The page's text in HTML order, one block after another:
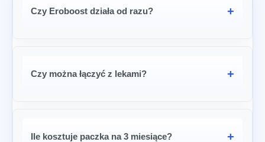
Czy Eroboost działa od razu?
Czy można łączyć z lekami?
Ile kosztuje paczka na 3 miesiące?